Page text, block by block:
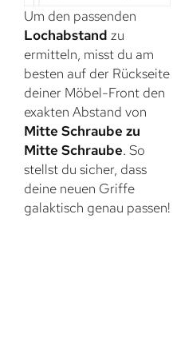
Um den passenden
Lochabstand zu
ermitteln, misst du am
besten auf der Rückseite
deiner Möbel-Front den
exakten Abstand von
Mitte Schraube zu
Mitte Schraube. So
stellst du sicher, dass
deine neuen Griffe
galaktisch genau passen!